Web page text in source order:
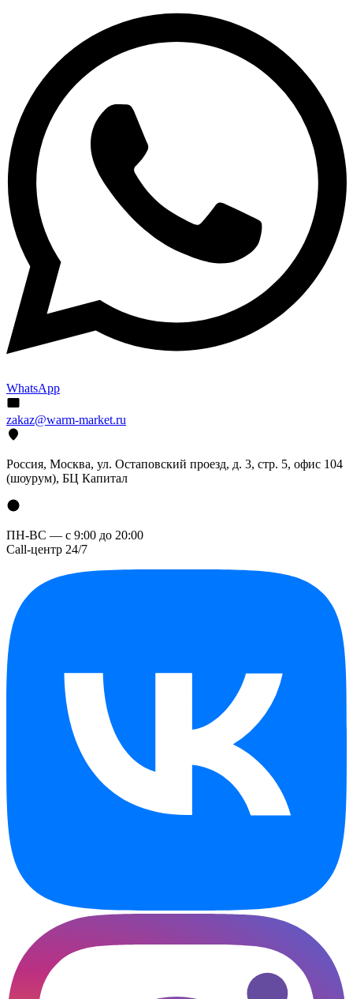
WhatsApp
zakaz@warm-market.ru
Россия, Москва, ул. Остаповский проезд, д. 3, стр. 5, офис 104
(шоурум), БЦ Капитал
ПН-ВС — с 9:00 до 20:00
Call-центр 24/7